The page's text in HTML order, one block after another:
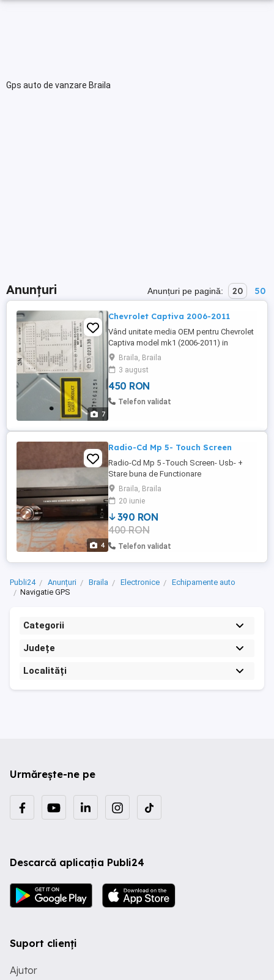
Gps auto de vanzare Braila
Anunțuri Anunțuri pe pagină: 20 50
7
Chevrolet Captiva 2006-2011
Vând unitate media OEM pentru Chevrolet
Captiva model mk1 (2006-2011) in
perfecta stare de funcționare.Provine de
pe mașina personală, în urma upgrade ului
la navigație cu Android.
Braila, Braila
3 august
450 RON
Telefon validat
4
Radio-Cd Mp 5- Touch Screen
Radio-Cd Mp 5 -Touch Screen- Usb- +
Stare buna de Functionare
Braila, Braila
20 iunie
390 RON
400 RON
Telefon validat
Publi24 Anunțuri Braila Electronice
Echipamente auto
Navigatie GPS
Categorii
Județe
Localități
Urmărește-ne pe
Descarcă aplicația Publi24
Suport clienți
Ajutor